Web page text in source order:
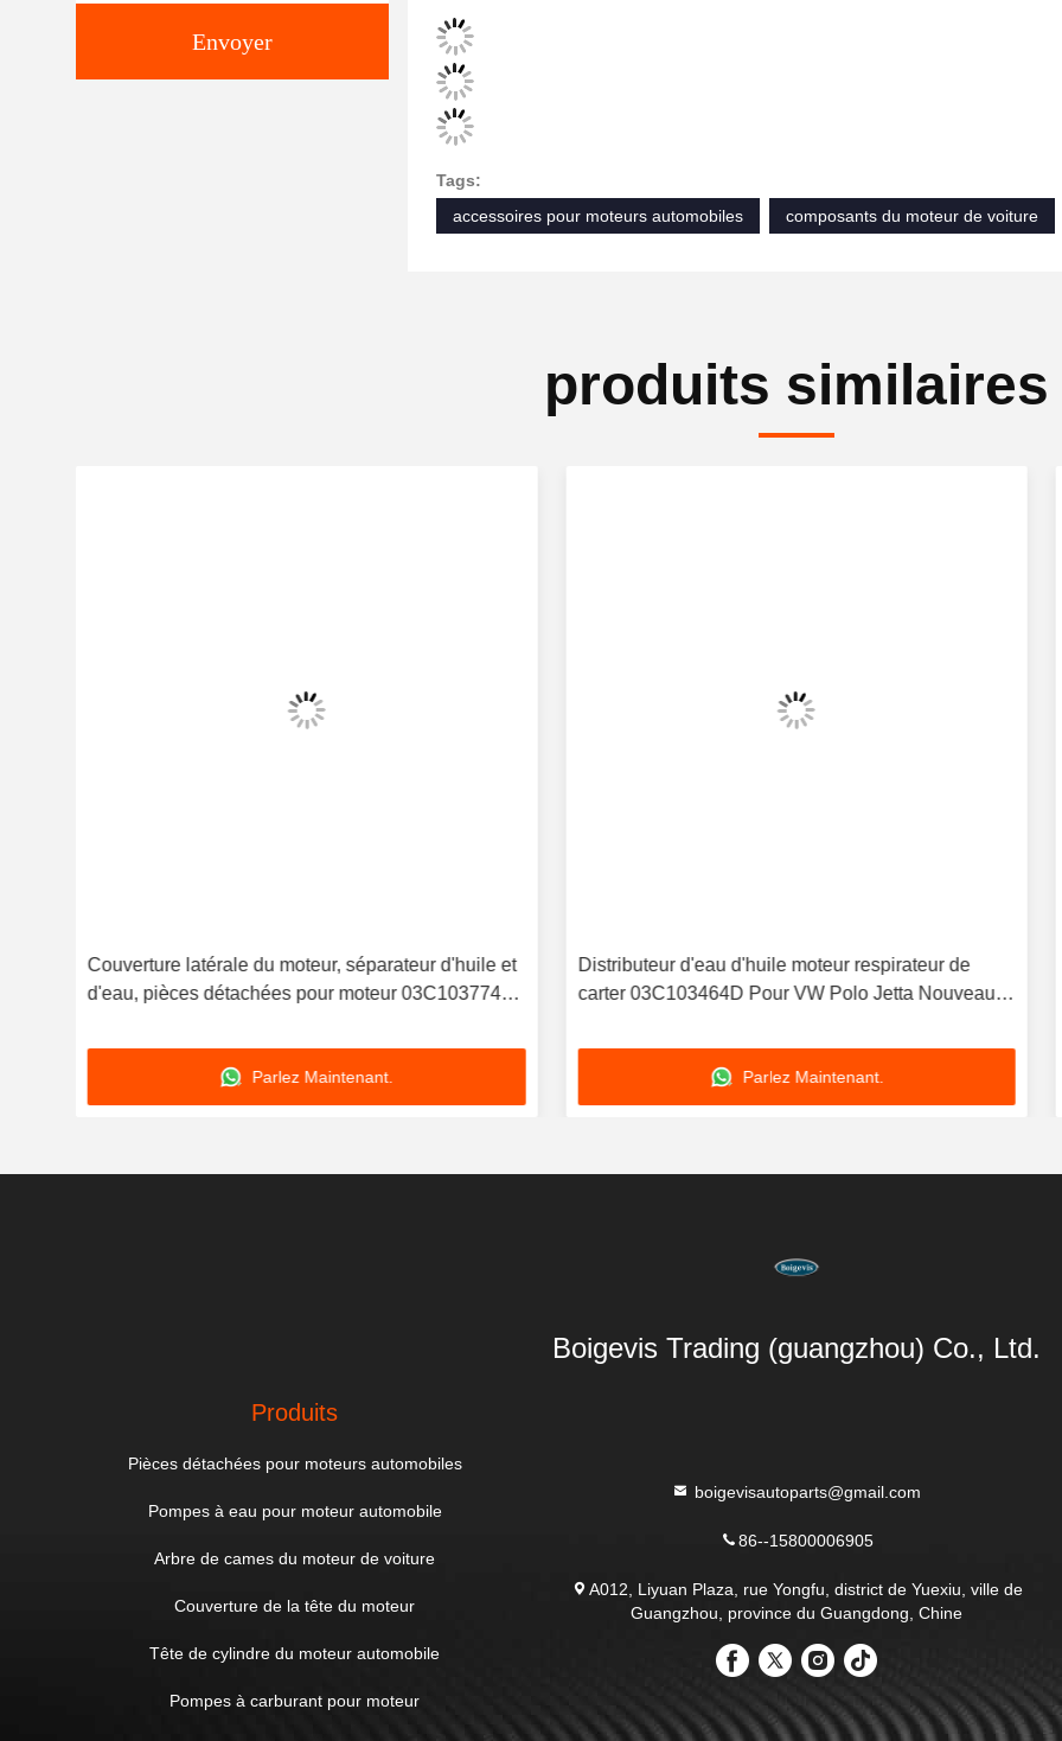
Envoyer
Tags:
accessoires pour moteurs automobiles
Parlez Maintenant. Parlez Maintenant.
boigevisautoparts@gmail.com
Guangzhou, province du Guangdong, Chine
Chine Bonne qualité Pièces détachées pour moteurs automobiles Fournisseur. Copyright © 2023-2026 Boigevis